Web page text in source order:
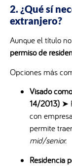
2. ¿Qué sí
extranjero?
Aunque el título
permiso de
Opciones más
Visado
14/2013) ➤
con
permite
mid/senior.
Residencia